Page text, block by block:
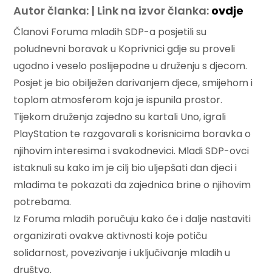
Autor članka: | Link na izvor članka: ovdje
Članovi Foruma mladih SDP-a posjetili su
poludnevni boravak u Koprivnici gdje su proveli
ugodno i veselo poslijepodne u druženju s djecom.
Posjet je bio obilježen darivanjem djece, smijehom i
toplom atmosferom koja je ispunila prostor.
Tijekom druženja zajedno su kartali Uno, igrali
PlayStation te razgovarali s korisnicima boravka o
njihovim interesima i svakodnevici. Mladi SDP-ovci
istaknuli su kako im je cilj bio uljepšati dan djeci i
mladima te pokazati da zajednica brine o njihovim
potrebama.
Iz Foruma mladih poručuju kako će i dalje nastaviti
organizirati ovakve aktivnosti koje potiču
solidarnost, povezivanje i uključivanje mladih u
društvo.